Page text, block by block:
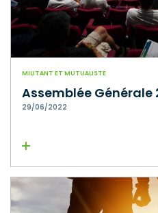
MILITANT ET MUTUALISTE
Assemblée Générale
29/06/2022
Lire la suite